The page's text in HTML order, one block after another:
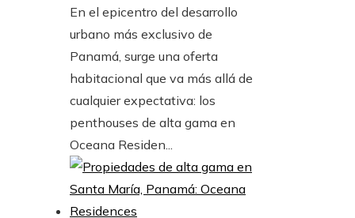
En el epicentro del desarrollo
urbano más exclusivo de
Panamá, surge una oferta
habitacional que va más allá de
cualquier expectativa: los
penthouses de alta gama en
Oceana Residen...